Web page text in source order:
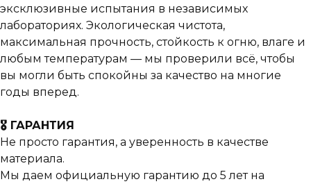
эксклюзивные испытания в независимых
лабораториях. Экологическая чистота,
максимальная прочность, стойкость к огню, влаге и
любым температурам — мы проверили всё, чтобы
вы могли быть спокойны за качество на многие
годы вперед.
🎖️ ГАРАНТИЯ
Не просто гарантия, а уверенность в качестве
материала.
Мы даем официальную гарантию до 5 лет на